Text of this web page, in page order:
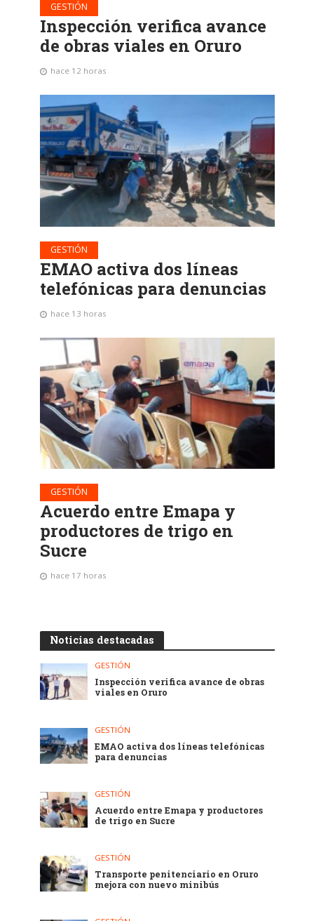
GESTIÓN
Inspección verifica avance
de obras viales en Oruro
hace 12 horas
GESTIÓN
EMAO activa dos líneas
telefónicas para denuncias
hace 13 horas
GESTIÓN
Acuerdo entre Emapa y
productores de trigo en
Sucre
hace 17 horas
Noticias destacadas
GESTIÓN
Inspección verifica avance de obras
viales en Oruro
GESTIÓN
EMAO activa dos líneas telefónicas
para denuncias
GESTIÓN
Acuerdo entre Emapa y productores
de trigo en Sucre
GESTIÓN
Transporte penitenciario en Oruro
mejora con nuevo minibús